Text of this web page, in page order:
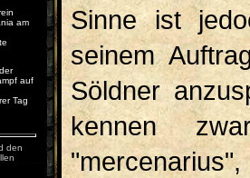
am
auf
Tag
den
Sinne ist
seinem
Söldner
kennen